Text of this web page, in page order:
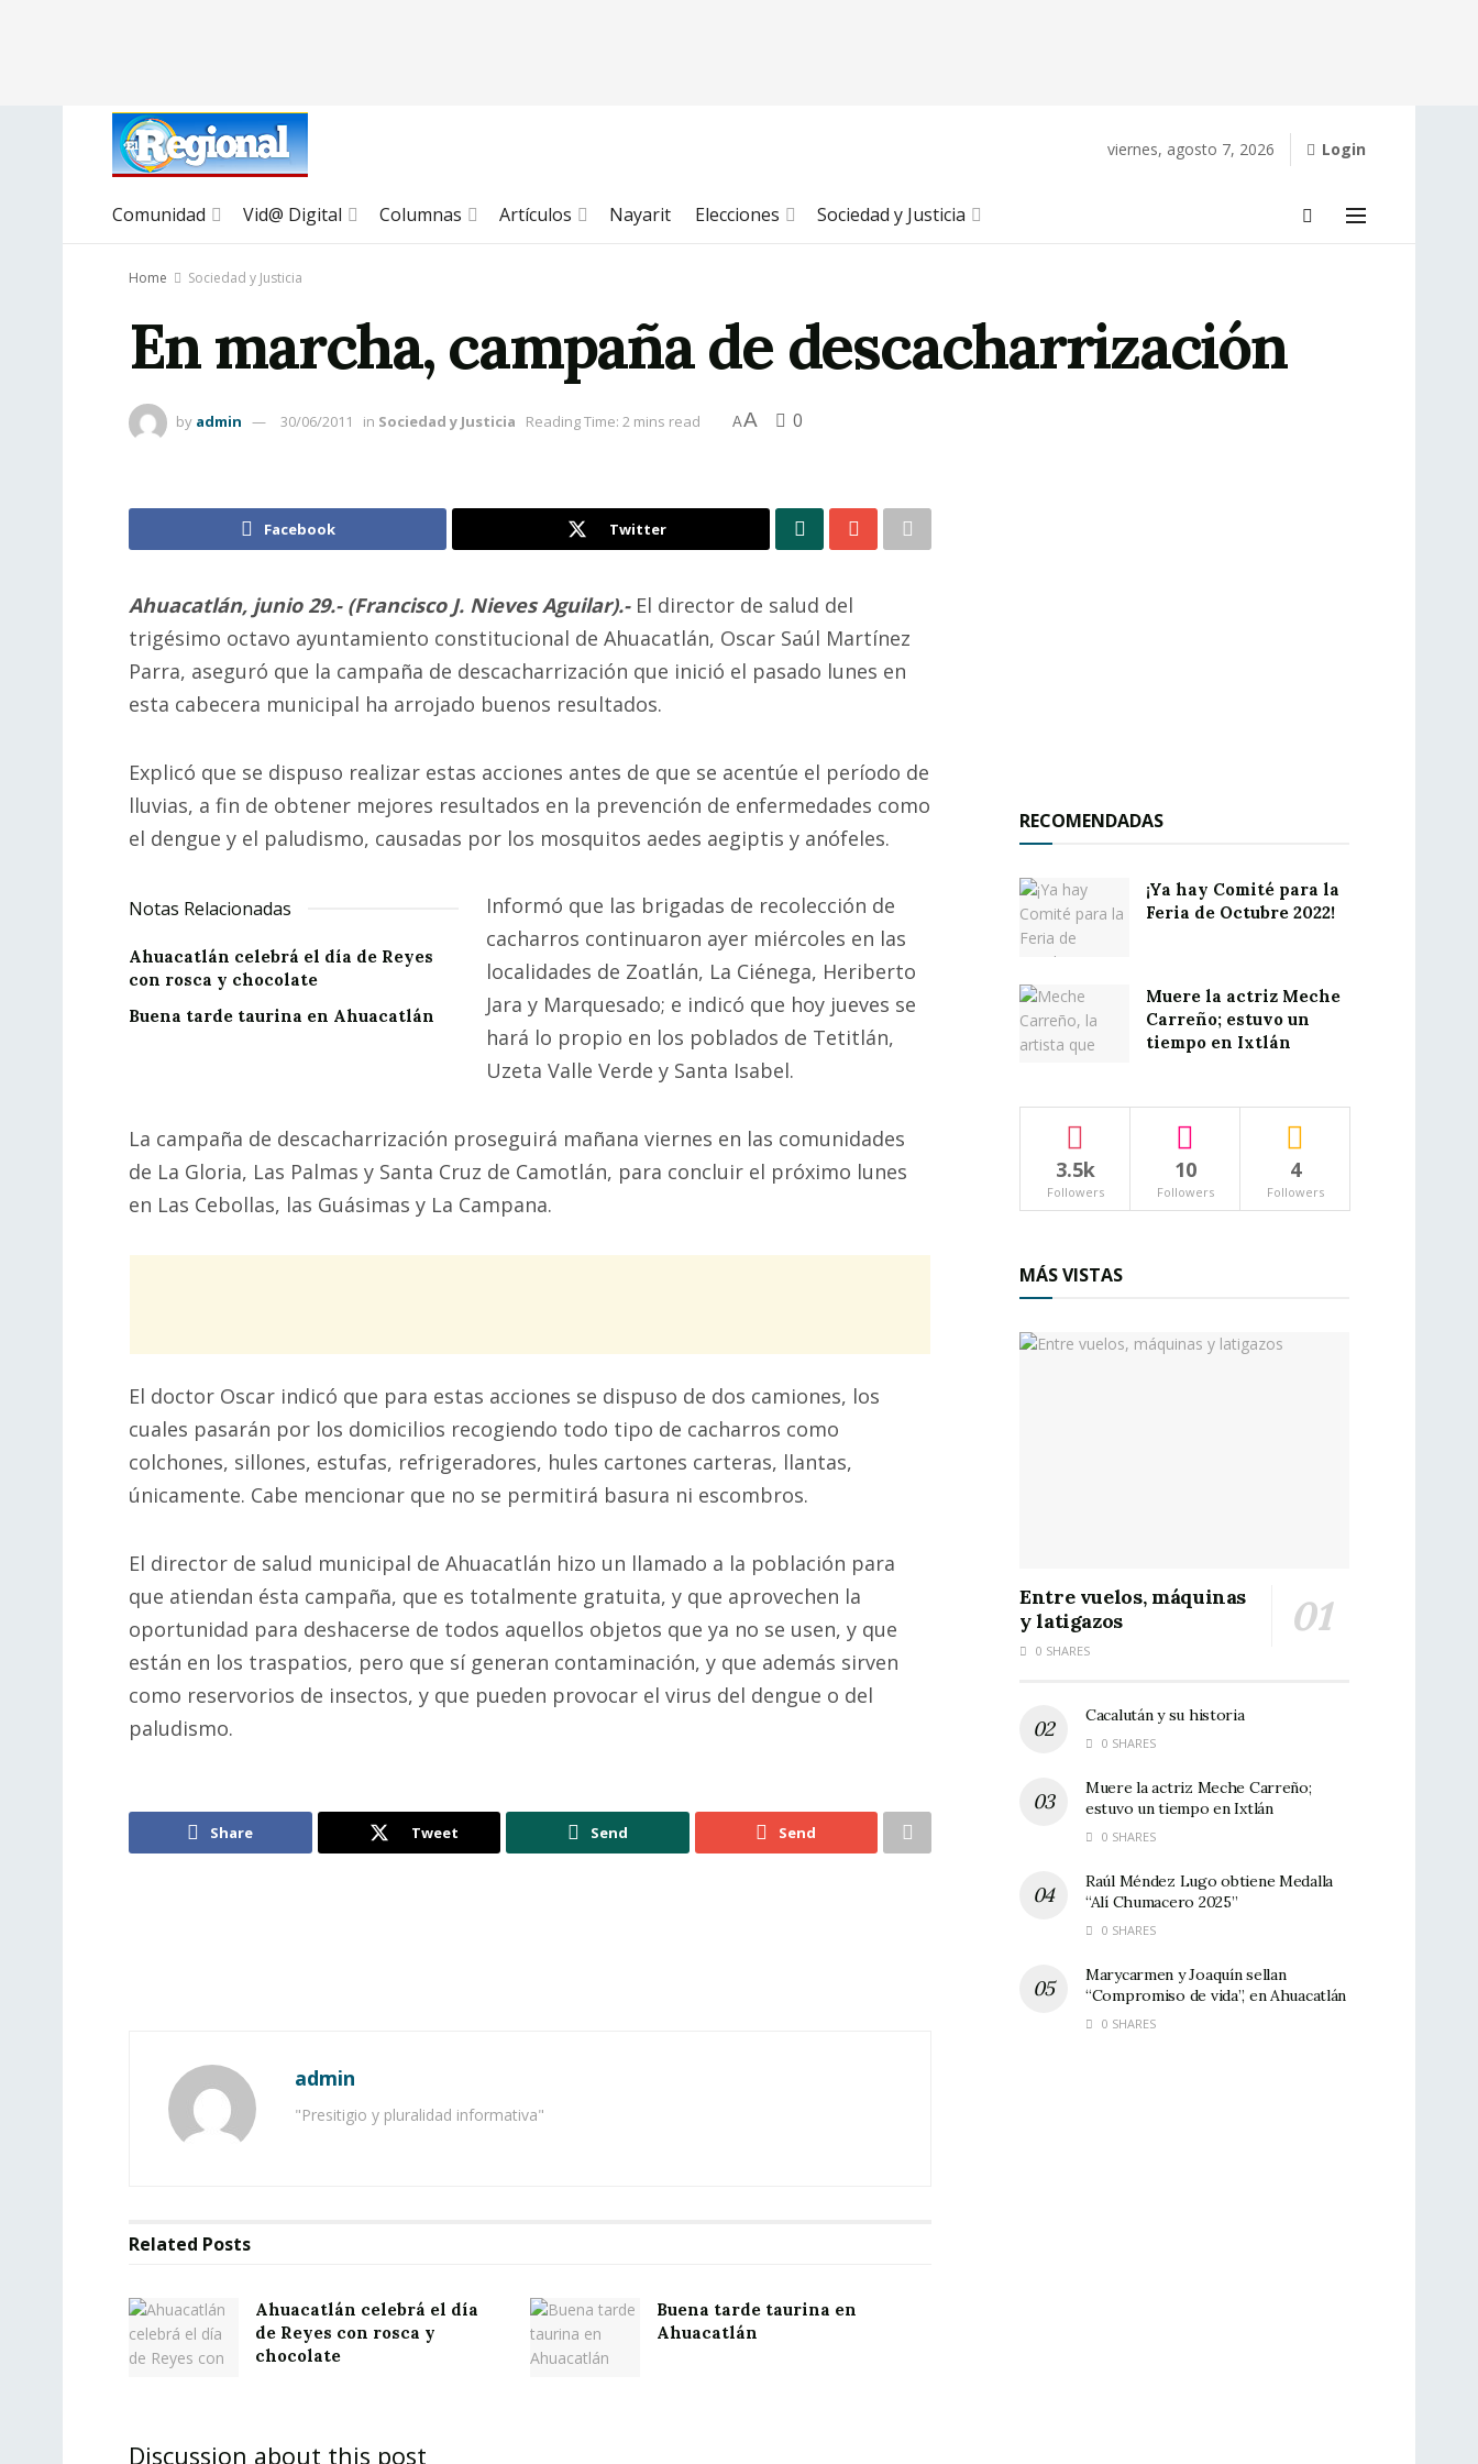
viernes, agosto 7, 2026 Login
Comunidad Vid@ Digital Columnas Artículos Nayarit Elecciones Sociedad y Justicia
Home Sociedad y Justicia
En marcha, campaña de descacharrización
by admin 30/06/2011 in Sociedad y Justicia Reading Time: 2 mins read AA 0
Facebook Twitter
Ahuacatlán, junio 29.- (Francisco J. Nieves Aguilar).- El director de salud del
trigésimo octavo ayuntamiento constitucional de Ahuacatlán, Oscar Saúl Martínez
Parra, aseguró que la campaña de descacharrización que inició el pasado lunes en
esta cabecera municipal ha arrojado buenos resultados.
Explicó que se dispuso realizar estas acciones antes de que se acentúe el período de
lluvias, a fin de obtener mejores resultados en la prevención de enfermedades como
el dengue y el paludismo, causadas por los mosquitos aedes aegiptis y anófeles.
Notas Relacionadas
Ahuacatlán celebrá el día de Reyes
con rosca y chocolate
Buena tarde taurina en Ahuacatlán
Informó que las brigadas de recolección de
cacharros continuaron ayer miércoles en las
localidades de Zoatlán, La Ciénega, Heriberto
Jara y Marquesado; e indicó que hoy jueves se
hará lo propio en los poblados de Tetitlán,
Uzeta Valle Verde y Santa Isabel.
La campaña de descacharrización proseguirá mañana viernes en las comunidades
de La Gloria, Las Palmas y Santa Cruz de Camotlán, para concluir el próximo lunes
en Las Cebollas, las Guásimas y La Campana.
El doctor Oscar indicó que para estas acciones se dispuso de dos camiones, los
cuales pasarán por los domicilios recogiendo todo tipo de cacharros como
colchones, sillones, estufas, refrigeradores, hules cartones carteras, llantas,
únicamente. Cabe mencionar que no se permitirá basura ni escombros.
El director de salud municipal de Ahuacatlán hizo un llamado a la población para
que atiendan ésta campaña, que es totalmente gratuita, y que aprovechen la
oportunidad para deshacerse de todos aquellos objetos que ya no se usen, y que
están en los traspatios, pero que sí generan contaminación, y que además sirven
como reservorios de insectos, y que pueden provocar el virus del dengue o del
paludismo.
Share Tweet Send Send
admin
"Presitigio y pluralidad informativa"
Related Posts
Ahuacatlán celebrá el día
de Reyes con rosca y
chocolate
Buena tarde taurina en
Ahuacatlán
Discussion about this post
RECOMENDADAS
¡Ya hay Comité para la
Feria de Octubre 2022!
Muere la actriz Meche
Carreño; estuvo un
tiempo en Ixtlán
3.5k
Followers
10
Followers
4
Followers
MÁS VISTAS
Entre vuelos, máquinas
y latigazos
0 SHARES
Cacalután y su historia
0 SHARES
Muere la actriz Meche Carreño;
estuvo un tiempo en Ixtlán
0 SHARES
Raúl Méndez Lugo obtiene Medalla
“Alí Chumacero 2025”
0 SHARES
Marycarmen y Joaquín sellan
“Compromiso de vida”, en Ahuacatlán
0 SHARES